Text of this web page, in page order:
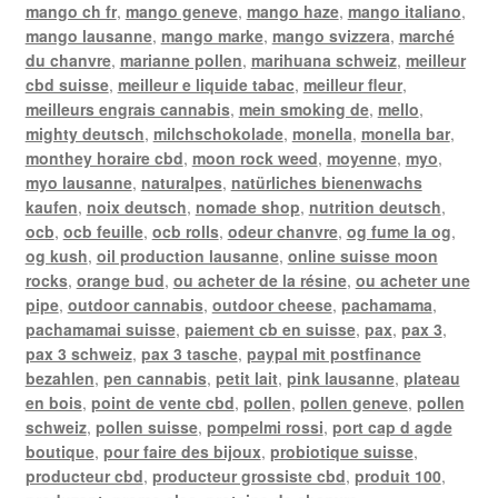
mango ch fr, mango geneve, mango haze, mango italiano,
mango lausanne, mango marke, mango svizzera, marché
du chanvre, marianne pollen, marihuana schweiz, meilleur
cbd suisse, meilleur e liquide tabac, meilleur fleur,
meilleurs engrais cannabis, mein smoking de, mello,
mighty deutsch, milchschokolade, monella, monella bar,
monthey horaire cbd, moon rock weed, moyenne, myo,
myo lausanne, naturalpes, natürliches bienenwachs
kaufen, noix deutsch, nomade shop, nutrition deutsch,
ocb, ocb feuille, ocb rolls, odeur chanvre, og fume la og,
og kush, oil production lausanne, online suisse moon
rocks, orange bud, ou acheter de la résine, ou acheter une
pipe, outdoor cannabis, outdoor cheese, pachamama,
pachamamai suisse, paiement cb en suisse, pax, pax 3,
pax 3 schweiz, pax 3 tasche, paypal mit postfinance
bezahlen, pen cannabis, petit lait, pink lausanne, plateau
en bois, point de vente cbd, pollen, pollen geneve, pollen
schweiz, pollen suisse, pompelmi rossi, port cap d agde
boutique, pour faire des bijoux, probiotique suisse,
producteur cbd, producteur grossiste cbd, produit 100,